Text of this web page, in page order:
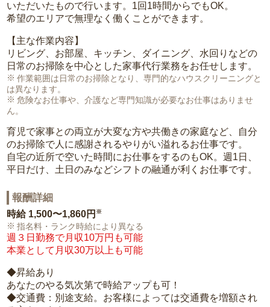
いただいたもので行います。1回1時間からでもOK。
希望のエリアで無理なく働くことができます。
【主な作業内容】
リビング、お部屋、キッチン、ダイニング、水回りなどの
日常のお掃除を中心とした家事代行業務をお任せします。
作業範囲は日常のお掃除となり、専門的なハウスクリーニングと
は異なります。
危険なお仕事や、介護など専門知識が必要なお仕事はありませ
ん。
育児で家事との両立が大変な方や共働きの家庭など、自分
のお掃除で人に感謝されるやりがい溢れるお仕事です。
自宅の近所で空いた時間にお仕事をするのもOK。週1日、
平日だけ、土日のみなどシフトの融通が利くお仕事です。
報酬詳細
時給 1,500〜1,860円 ※
指名料・ランク時給により異なる
週３日勤務で月収10万円も可能
本業として月収30万以上も可能
◆昇給あり
あなたのやる気次第で時給アップも可！
◆交通費：別途支給。お客様によっては交通費を増額され